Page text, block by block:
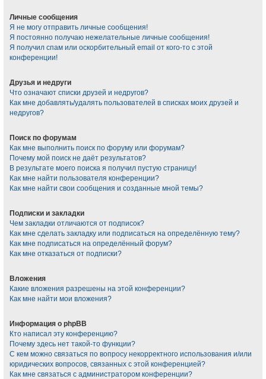
Личные сообщения
Я не могу отправить личные сообщения!
Я постоянно получаю нежелательные личные сообщения!
Я получил спам или оскорбительный email от кого-то с этой
конференции!
Друзья и недруги
Что означают списки друзей и недругов?
Как мне добавлять/удалять пользователей в списках моих друзей и
недругов?
Поиск по форумам
Как мне выполнить поиск по форуму или форумам?
Почему мой поиск не даёт результатов?
В результате моего поиска я получил пустую страницу!
Как мне найти пользователя конференции?
Как мне найти свои сообщения и созданные мной темы?
Подписки и закладки
Чем закладки отличаются от подписок?
Как мне сделать закладку или подписаться на определённую тему?
Как мне подписаться на определённый форум?
Как мне отказаться от подписки?
Вложения
Какие вложения разрешены на этой конференции?
Как мне найти мои вложения?
Информация о phpBB
Кто написал эту конференцию?
Почему здесь нет такой-то функции?
С кем можно связаться по вопросу некорректного использования и/или
юридических вопросов, связанных с этой конференцией?
Как мне связаться с администратором конференции?